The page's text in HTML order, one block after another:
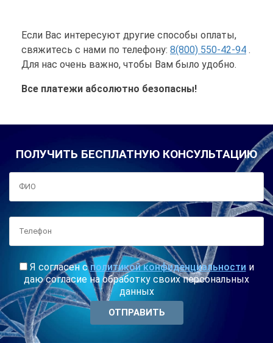
Если Вас интересуют другие способы оплаты,
свяжитесь с нами по телефону: 8(800) 550-42-94 .
Для нас очень важно, чтобы Вам было удобно.
Все платежи абсолютно безопасны!
ПОЛУЧИТЬ БЕСПЛАТНУЮ КОНСУЛЬТАЦИЮ
Я согласен сполитикой конфиденциальности и
даю согласие на обработку своих персональных
данных